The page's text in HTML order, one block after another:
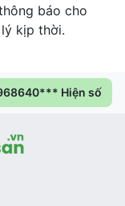
báo cho
kịp thời.
Hiện số